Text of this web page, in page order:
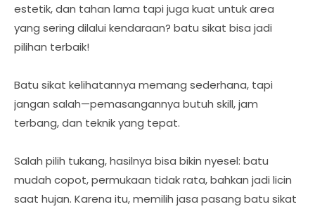
estetik, dan tahan lama tapi juga kuat untuk area
yang sering dilalui kendaraan? batu sikat bisa jadi
pilihan terbaik!
Batu sikat kelihatannya memang sederhana, tapi
jangan salah—pemasangannya butuh skill, jam
terbang, dan teknik yang tepat.
Salah pilih tukang, hasilnya bisa bikin nyesel: batu
mudah copot, permukaan tidak rata, bahkan jadi licin
saat hujan. Karena itu, memilih jasa pasang batu sikat